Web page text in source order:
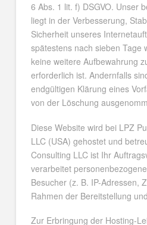
6 Abs. 1 lit. f) DSGVO. Unser
liegt in der Verbesserung,
Sicherheit unseres
spätestens nach sieben Tage
keine weitere Aufbewahrung
erforderlich ist. Andernfalls
endgültigen Klärung eines
von der Löschung
Diese Website wird bei LPZ
LLC (USA) gehostet und
Consulting LLC ist Ihr
verarbeitet
Besucher (z. B. IP-Adressen,
Rahmen der Bereitstellung
Zur Erbringung der Hosting-